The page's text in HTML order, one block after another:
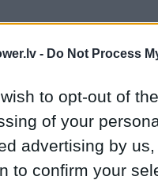
- Do Not Process
to opt-out of
of your
advertising by
to confirm your